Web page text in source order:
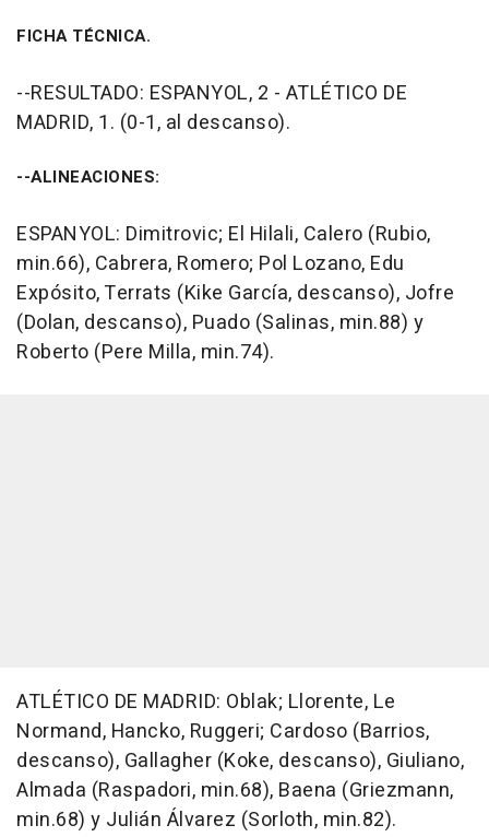
FICHA TÉCNICA.
--RESULTADO: ESPANYOL, 2 - ATLÉTICO DE
MADRID, 1. (0-1, al descanso).
--ALINEACIONES:
ESPANYOL: Dimitrovic; El Hilali, Calero (Rubio,
min.66), Cabrera, Romero; Pol Lozano, Edu
Expósito, Terrats (Kike García, descanso), Jofre
(Dolan, descanso), Puado (Salinas, min.88) y
Roberto (Pere Milla, min.74).
ATLÉTICO DE MADRID: Oblak; Llorente, Le
Normand, Hancko, Ruggeri; Cardoso (Barrios,
descanso), Gallagher (Koke, descanso), Giuliano,
Almada (Raspadori, min.68), Baena (Griezmann,
min.68) y Julián Álvarez (Sorloth, min.82).